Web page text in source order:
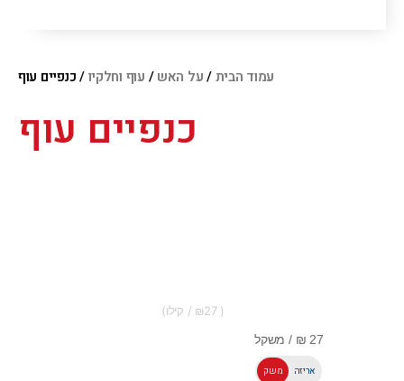
עמוד הבית/על האש/ עוף וחלקיו/ כנפיים עוף
כנפיים עוף
27
משק אריזה